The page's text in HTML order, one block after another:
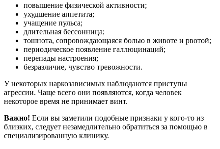
повышение физической активности;
ухудшение аппетита;
учащение пульса;
длительная бессонница;
тошнота, сопровождающаяся болью в животе и рвотой;
периодическое появление галлюцинаций;
перепады настроения;
безразличие, чувство тревожности.
У некоторых наркозависимых наблюдаются приступы
агрессии. Чаще всего они появляются, когда человек
некоторое время не принимает винт.
Важно! Если вы заметили подобные признаки у кого-то из
близких, следует незамедлительно обратиться за помощью в
специализированную клинику.